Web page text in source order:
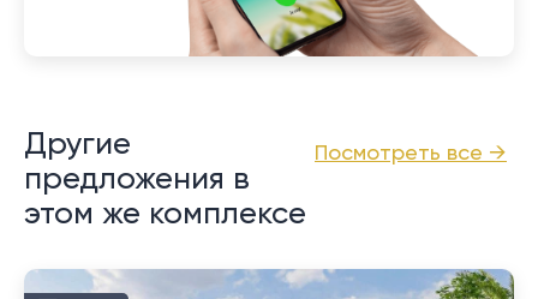
Посмотреть все →
Другие
предложения в
этом же комплексе